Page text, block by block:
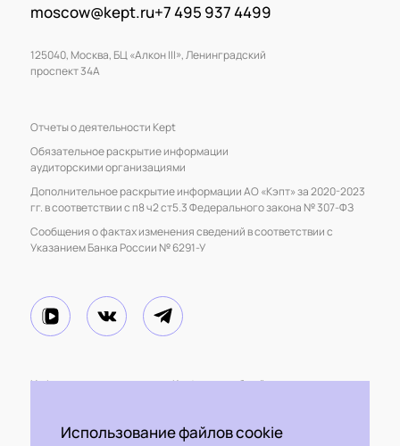
Использование файлов cookie
+7 495 937 4499
moscow@kept.ru
125040, Москва, БЦ «Алкон III», Ленинградский
проспект 34А
Информация подготовлена Kept, носит общий характер
Аудиторским клиентам, их аффилированным или связанным
Отчеты о деятельности Kept
Обязательное раскрытие информации
аудиторскими организациями
Дополнительное раскрытие информации АО «Кэпт» за 2020-2023
гг. в соответствии с п8 ч2 ст5.3 Федерального закона № 307-ФЗ
Сообщения о фактах изменения сведений в соответствии с
Указанием Банка России № 6291-У